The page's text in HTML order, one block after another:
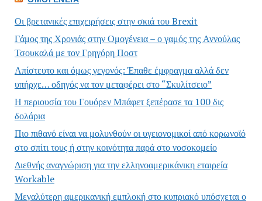
Οι βρετανικές επιχειρήσεις στην σκιά του Brexit
Γάμος της Χρονιάς στην Ομογένεια – ο γαμός της Αννούλας
Τσουκαλά με τον Γρηγόρη Ποστ
Απίστευτο και όμως γεγονός: Έπαθε έμφραγμα αλλά δεν
υπήρχε… οδηγός να τον μεταφέρει στο “Σκυλίτσειο”
Η περιουσία του Γουόρεν Μπάφετ ξεπέρασε τα 100 δις
δολάρια
Πιο πιθανό είναι να μολυνθούν οι υγειονομικοί από κορωνοϊό
στο σπίτι τους ή στην κοινότητα παρά στο νοσοκομείο
Διεθνής αναγνώριση για την ελληνοαμερικάνικη εταιρεία
Workable
Μεγαλύτερη αμερικανική εμπλοκή στο κυπριακό υπόσχεται ο